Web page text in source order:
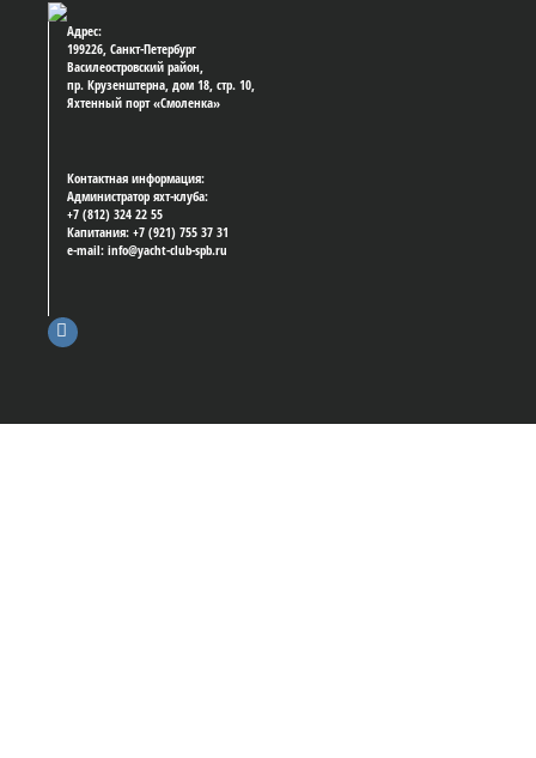
Адрес:
199226, Санкт-Петербург
Василеостровский район,
пр. Крузенштерна, дом 18, стр. 10,
Яхтенный порт «Смоленка»
Контактная информация:
Администратор яхт-клуба:
+7 (812) 324 22 55
Капитания: +7 (921) 755 37 31
e-mail: info@yacht-club-spb.ru